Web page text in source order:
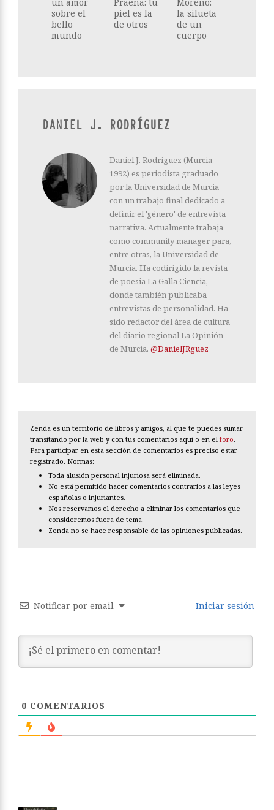
un amor
sobre el
bello
mundo
Praena: tu
piel es la
de otros
Moreno:
la silueta
de un
cuerpo
DANIEL J. RODRÍGUEZ
Daniel J. Rodríguez (Murcia,
1992) es periodista graduado
por la Universidad de Murcia
con un trabajo final dedicado a
definir el 'género' de entrevista
narrativa. Actualmente trabaja
como community manager para,
entre otras, la Universidad de
Murcia. Ha codirigido la revista
de poesia La Galla Ciencia,
donde también publicaba
entrevistas de personalidad. Ha
sido redactor del área de cultura
del diario regional La Opinión
de Murcia. @DanielJRguez
Zenda es un territorio de libros y amigos, al que te puedes sumar
transitando por la web y con tus comentarios aquí o en el foro.
Para participar en esta sección de comentarios es preciso estar
registrado. Normas:
Toda alusión personal injuriosa será eliminada.
No está permitido hacer comentarios contrarios a las leyes
españolas o injuriantes.
Nos reservamos el derecho a eliminar los comentarios que
consideremos fuera de tema.
Zenda no se hace responsable de las opiniones publicadas.
Notificar por email Iniciar sesión
0 COMENTARIOS